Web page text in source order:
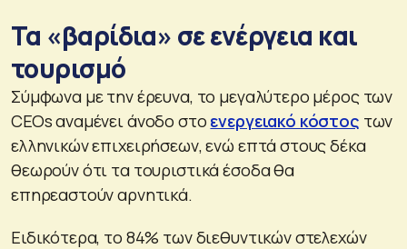
Τα «βαρίδια» σε ενέργεια και
τουρισμό
Σύμφωνα με την έρευνα, το μεγαλύτερο μέρος των
CEOs αναμένει άνοδο στο ενεργειακό κόστος των
ελληνικών επιχειρήσεων, ενώ επτά στους δέκα
θεωρούν ότι τα τουριστικά έσοδα θα
επηρεαστούν αρνητικά.
Ειδικότερα, το 84% των διεθυντικών στελεχών